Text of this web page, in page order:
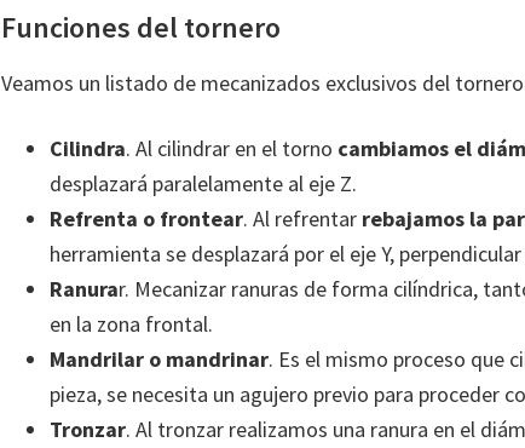
Funciones del tornero
Veamos un listado de mecanizados exclusivos del
Cilindra. Al cilindrar en el torno cambiamos el
desplazará paralelamente al eje Z.
Refrenta o frontear. Al refrentarrebajamos la
herramienta se desplazará por el eje Y,
Ranurar. Mecanizar ranuras de forma cilíndrica,
en la zona frontal.
Mandrilar o mandrinar. Es el mismo proceso que
pieza, se necesita un agujero previo para proceder
Tronzar. Al tronzar realizamos una ranura en el